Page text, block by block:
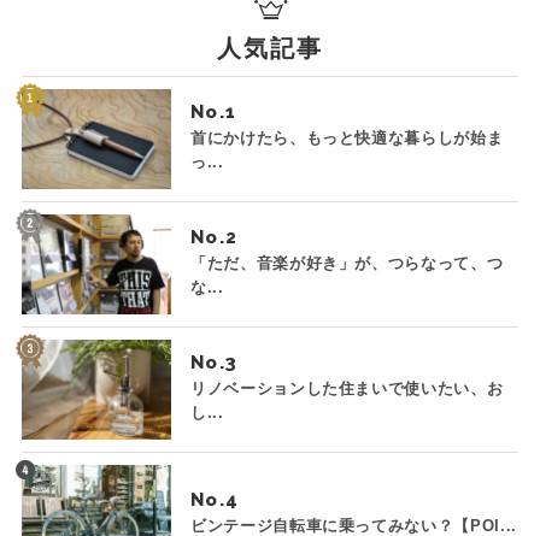
人気記事
No.
首にかけたら、もっと快適な暮らしが始ま
っ...
No.
「ただ、音楽が好き」が、つらなって、つ
な...
No.
リノベーションした住まいで使いたい、お
し...
No.
ビンテージ自転車に乗ってみない？【POI...